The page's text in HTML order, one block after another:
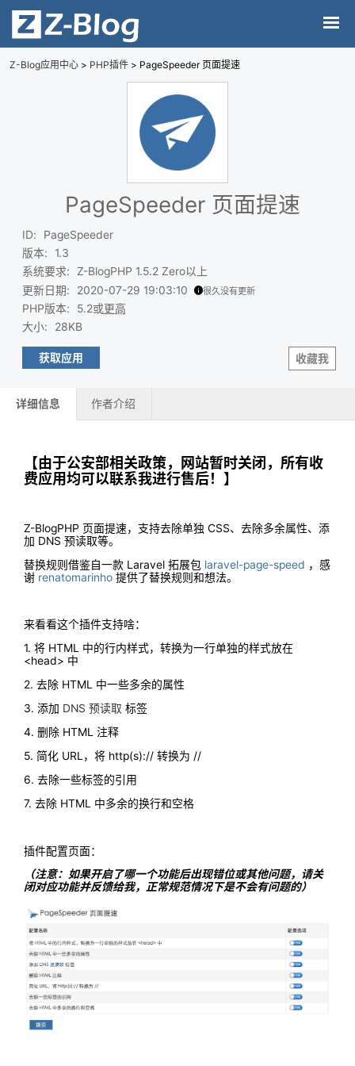
Z-Blog应用中心 > PHP插件 > PageSpeeder 页面提速
PageSpeeder 页面提速
ID:
PageSpeeder
版本:
1.3
系统要求:
Z-BlogPHP 1.5.2 Zero以上
更新日期: 2020-07-29 19:03:10 很久没有更新
PHP版本: 5.2或更高
大小: 28KB
收藏我
获取应用
详细信息 作者介绍
【由于公安部相关政策，网站暂时关闭，所有收
费应用均可以联系我进行售后！】
Z-BlogPHP 页面提速，支持去除单独 CSS、去除多余属性、添
加 DNS 预读取等。
替换规则借鉴自一款 Laravel 拓展包 laravel-page-speed ，感
谢 renatomarinho 提供了替换规则和想法。
来看看这个插件支持啥：
1. 将 HTML 中的行内样式，转换为一行单独的样式放在
<head> 中
2. 去除 HTML 中一些多余的属性
3. 添加 DNS 预读取 标签
4. 删除 HTML 注释
5. 简化 URL，将 http(s):// 转换为 //
6. 去除一些标签的引用
7. 去除 HTML 中多余的换行和空格
插件配置页面：
（注意：如果开启了哪一个功能后出现错位或其他问题，请关
闭对应功能并反馈给我，正常规范情况下是不会有问题的）